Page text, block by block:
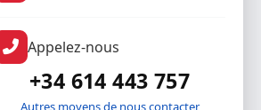
Appelez-nous
+34 614 443 757
Autres moyens de nous contacter